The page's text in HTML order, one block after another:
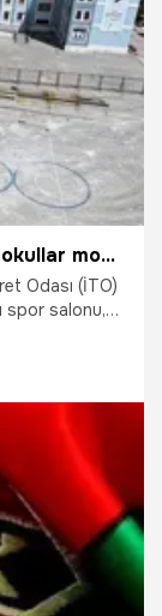
Gençler için dev yatırım: Isparta’da okullar modern spor alanlarına kavuşuyor
Odası (İTO)
spor salonu,